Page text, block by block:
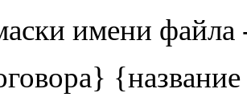
имени файла